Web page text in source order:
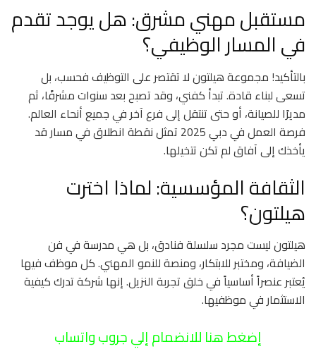
مستقبل مهني مشرق: هل يوجد تقدم
في المسار الوظيفي؟
بالتأكيد! مجموعة هيلتون لا تقتصر على التوظيف فحسب، بل
تسعى لبناء قادة. تبدأ كفني، وقد تصبح بعد سنوات مشرفًا، ثم
مديرًا للصيانة، أو حتى تنتقل إلى فرع آخر في جميع أنحاء العالم.
فرصة العمل في دبي 2025 تمثل نقطة انطلاق في مسار قد
يأخذك إلى آفاق لم تكن تتخيلها.
الثقافة المؤسسية: لماذا اخترت
هيلتون؟
هيلتون ليست مجرد سلسلة فنادق، بل هي مدرسة في فن
الضيافة، ومختبر للابتكار، ومنصة للنمو المهني. كل موظف فيها
يُعتبر عنصراً أساسياً في خلق تجربة النزيل. إنها شركة تدرك كيفية
الاستثمار في موظفيها.
إضغط هنا للانضمام إلي جروب واتساب